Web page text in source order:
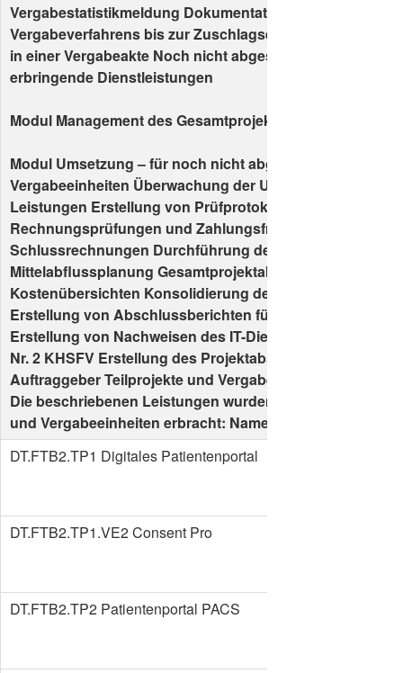
Vergabestatistikmeldung Dokumentation des Verlaufs
Vergabeverfahrens bis zur Zuschlagsempfehlung des
in einer Vergabeakte Noch nicht abgeschlossene bzw.
erbringende Dienstleistungen
Modul Management des Gesamtprojektes
Modul Umsetzung – für noch nicht abgeschlossene
Vergabeeinheiten Überwachung der Umsetzung der
Leistungen Erstellung von Prüfprotokollen
Rechnungsprüfungen und Zahlungsfreigaben für Teil-
Schlussrechnungen Durchführung des
Mittelabflussplanung Gesamtprojektabschluss
Kostenübersichten Konsolidierung der
Erstellung von Abschlussberichten für die
Erstellung von Nachweisen des IT-Dienstleisters gemäß
Nr. 2 KHSFV Erstellung des Projektabschlussberichtes
Auftraggeber Teilprojekte und Vergabeeinheiten
Die beschriebenen Leistungen wurden für die folgenden
und Vergabeeinheiten erbracht: Name
DT.FTB2.TP1 Digitales Patientenportal
DT.FTB2.TP1.VE2 Consent Pro
DT.FTB2.TP2 Patientenportal PACS